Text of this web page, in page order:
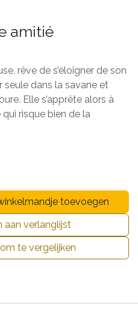
amitié
rêve de s’éloigner de son
seule dans la savane et
Elle s’apprête alors à
risque bien de la
toevoegen
te vergelijken
aan verlanglijst